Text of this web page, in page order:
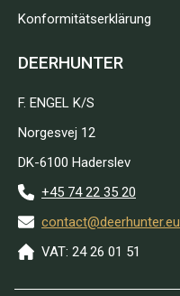
Konformitätserklärung
DEERHUNTER
F. ENGEL K/S
Norgesvej 12
DK-6100 Haderslev
+45 74 22 35 20
contact@deerhunter.eu
VAT: 24 26 01 51